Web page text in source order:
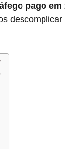
pago em
descomplicar